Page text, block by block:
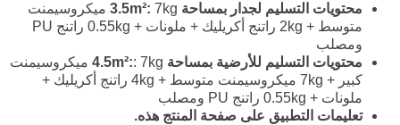
محتويات التسليم لجدار بمساحة 3.5m²:
7kg ميكروسيمنت
متوسط + 2kg راتنج أكريليك + ملونات + 0.55kg راتنج PU
ومصلب
محتويات التسليم للأرضية بمساحة 4.5m²:
: 7kg ميكروسيمنت
كبير + 7kg ميكروسيمنت متوسط + 4kg راتنج أكريليك +
ملونات + 0.55kg راتنج PU ومصلب
تعليمات التطبيق على صفحة المنتج هذه.